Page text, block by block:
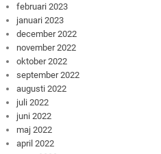
februari 2023
januari 2023
december 2022
november 2022
oktober 2022
september 2022
augusti 2022
juli 2022
juni 2022
maj 2022
april 2022